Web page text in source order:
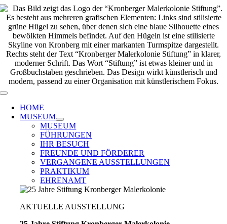
Zum
Inhalt
springen
Toggle
Navigation
HOME
MUSEUM
MUSEUM
FÜHRUNGEN
IHR BESUCH
FREUNDE UND FÖRDERER
VERGANGENE AUSSTELLUNGEN
PRAKTIKUM
EHRENAMT
AKTUELLE AUSSTELLUNG